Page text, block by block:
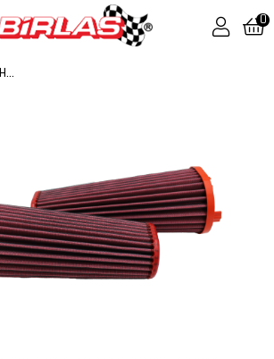
0
BMC PORSCHE 718 (981) CAYMAN, BOXSTER, SPYDER KUTU İÇİ PERFORMANS HAVA FİLTRESİ FB750/04